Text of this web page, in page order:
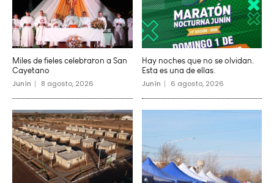
Miles de fieles celebraron a San
Cayetano
Junín 8 agosto, 2026
Hay noches que no se olvidan.
Esta es una de ellas.
Junín 6 agosto, 2026